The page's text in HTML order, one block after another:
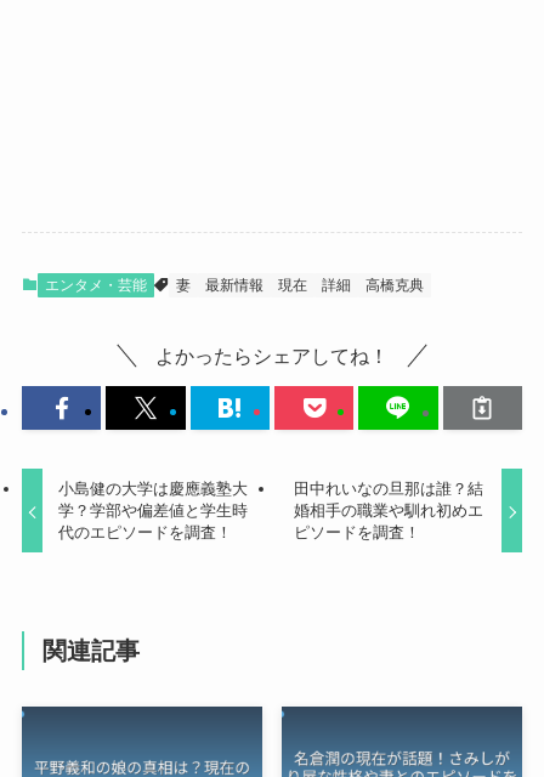
エンタメ・芸能 妻 最新情報 現在 詳細 高橋克典
よかったらシェアしてね！
小島健の大学は慶應義塾大
学？学部や偏差値と学生時
代のエピソードを調査！
田中れいなの旦那は誰？結
婚相手の職業や馴れ初めエ
ピソードを調査！
関連記事